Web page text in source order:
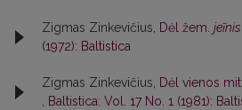
Zigmas Zinkevičius, Dėl žem. jeĩnis
(1972): Baltistica
Zigmas Zinkevičius, Dėl vienos
, Baltistica: Vol. 17 No. 1 (1981):